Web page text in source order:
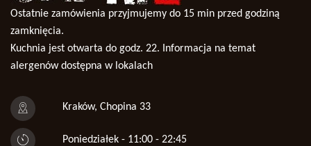
Ostatnie zamówienia przyjmujemy do 15 min przed godziną
zamknięcia.
Kuchnia jest otwarta do godz. 22. Informacja na temat
alergenów dostępna w lokalach
Kraków, Chopina 33
Poniedziałek - 11:00 - 22:45